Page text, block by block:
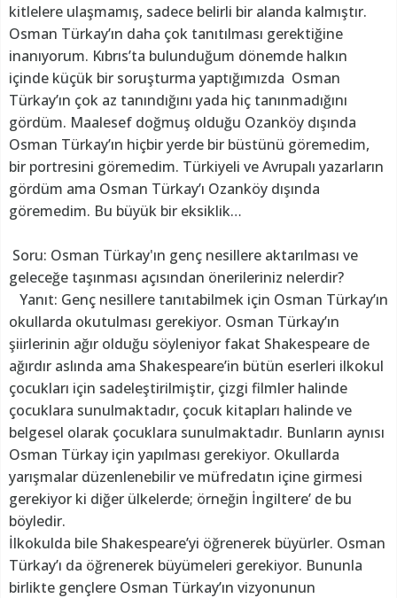
kitlelere ulaşmamış, sadece belirli bir alanda kalmıştır.
Osman Türkay’ın daha çok tanıtılması gerektiğine
inanıyorum. Kıbrıs’ta bulunduğum dönemde halkın
içinde küçük bir soruşturma yaptığımızda Osman
Türkay’ın çok az tanındığını yada hiç tanınmadığını
gördüm. Maalesef doğmuş olduğu Ozanköy dışında
Osman Türkay’ın hiçbir yerde bir büstünü göremedim,
bir portresini göremedim. Türkiyeli ve Avrupalı yazarların
gördüm ama Osman Türkay’ı Ozanköy dışında
göremedim. Bu büyük bir eksiklik…
Soru: Osman Türkay'ın genç nesillere aktarılması ve
geleceğe taşınması açısından önerileriniz nelerdir?
Yanıt: Genç nesillere tanıtabilmek için Osman Türkay’ın
okullarda okutulması gerekiyor. Osman Türkay’ın
şiirlerinin ağır olduğu söyleniyor fakat Shakespeare de
ağırdır aslında ama Shakespeare’in bütün eserleri ilkokul
çocukları için sadeleştirilmiştir, çizgi filmler halinde
çocuklara sunulmaktadır, çocuk kitapları halinde ve
belgesel olarak çocuklara sunulmaktadır. Bunların aynısı
Osman Türkay için yapılması gerekiyor. Okullarda
yarışmalar düzenlenebilir ve müfredatın içine girmesi
gerekiyor ki diğer ülkelerde; örneğin İngiltere’ de bu
böyledir.
İlkokulda bile Shakespeare’yi öğrenerek büyürler. Osman
Türkay’ı da öğrenerek büyümeleri gerekiyor. Bununla
birlikte gençlere Osman Türkay’ın vizyonunun